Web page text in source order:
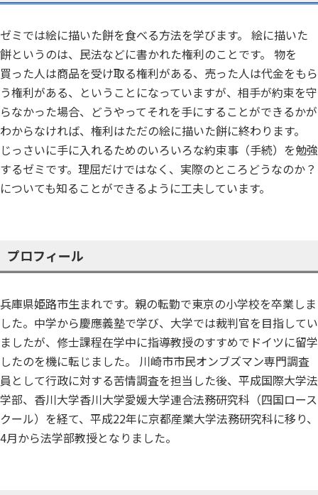
ゼミでは絵に描いた餅を食べる方法を学びます。 絵に描いた
餅というのは、民法などに書かれた権利のことです。 物を
買った人は商品を受け取る権利がある、売った人は代金をもら
う権利がある、ということになっていますが、相手が約束を守
らなかった場合、どうやってそれを手にすることができるかが
わからなければ、権利はただの絵に描いた餅に終わります。
じっさいに手に入れるためのいろいろな約束事（手続）を勉強
するゼミです。理屈だけではなく、実際のところどうなのか？
についても知ることができるように工夫しています。
プロフィール
兵庫県姫路市生まれです。親の転勤で東京の小学校を卒業しま
した。中学から慶應義塾で学び、大学では裁判官を目指してい
ましたが、修士課程在学中に指導教授のすすめでドイツに留学
したのを機に転じました。 川崎市市民オンブズマン専門調査
員として行政に対する苦情調査を担当した後、平成国際大学法
学部、香川大学香川大学愛媛大学連合法務研究科（四国ロース
クール）を経て、平成22年に京都産業大学法務研究科に移り、
4月から法学部教授となりました。